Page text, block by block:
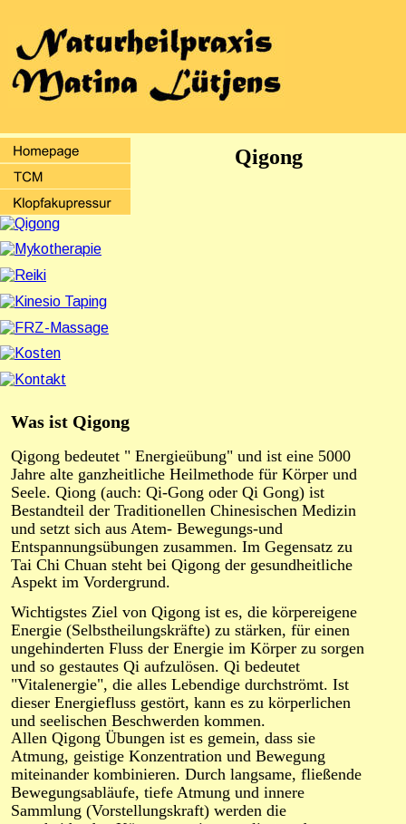
Qigong
Was ist Qigong
Qigong bedeutet " Energieübung" und ist eine 5000
Jahre alte ganzheitliche Heilmethode für Körper und
Seele. Qiong (auch: Qi-Gong oder Qi Gong) ist
Bestandteil der Traditionellen Chinesischen Medizin
und setzt sich aus Atem- Bewegungs-und
Entspannungsübungen zusammen. Im Gegensatz zu
Tai Chi Chuan steht bei Qigong der gesundheitliche
Aspekt im Vordergrund.
Wichtigstes Ziel von Qigong ist es, die körpereigene
Energie (Selbstheilungskräfte) zu stärken, für einen
ungehinderten Fluss der Energie im Körper zu sorgen
und so gestautes Qi aufzulösen. Qi bedeutet
"Vitalenergie", die alles Lebendige durchströmt. Ist
dieser Energiefluss gestört, kann es zu körperlichen
und seelischen Beschwerden kommen.
Allen Qigong Übungen ist es gemein, dass sie
Atmung, geistige Konzentration und Bewegung
miteinander kombinieren. Durch langsame, fließende
Bewegungsabläufe, tiefe Atmung und innere
Sammlung (Vorstellungskraft) werden die